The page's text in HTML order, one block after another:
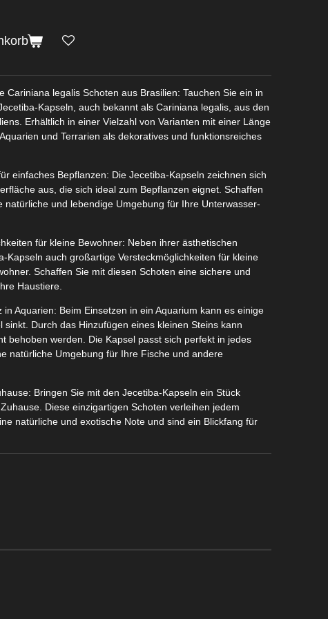
Cariniana legalis Schoten aus Brasilien: Tauchen Sie ein in
Kapseln, auch bekannt als Cariniana legalis, aus den
Erhältlich in einer Vielzahl von Varianten mit einer Länge
und Terrarien als dekoratives und funktionsreiches
einfaches Bepflanzen: Die Jecetiba-Kapseln zeichnen sich
aus, die sich ideal zum Bepflanzen eignet. Schaffen
natürliche und lebendige Umgebung für Ihre Unterwasser-
für kleine Bewohner: Neben ihrer ästhetischen
Kapseln auch großartige Versteckmöglichkeiten für kleine
Schaffen Sie mit diesen Schoten eine sichere und
Haustiere.
Aquarien: Beim Einsetzen in ein Aquarium kann es einige
sinkt. Durch das Hinzufügen eines kleinen Steins kann
behoben werden. Die Kapsel passt sich perfekt in jedes
natürliche Umgebung für Ihre Fische und andere
Bringen Sie mit den Jecetiba-Kapseln ein Stück
Diese einzigartigen Schoten verleihen jedem
natürliche und exotische Note und sind ein Blickfang für